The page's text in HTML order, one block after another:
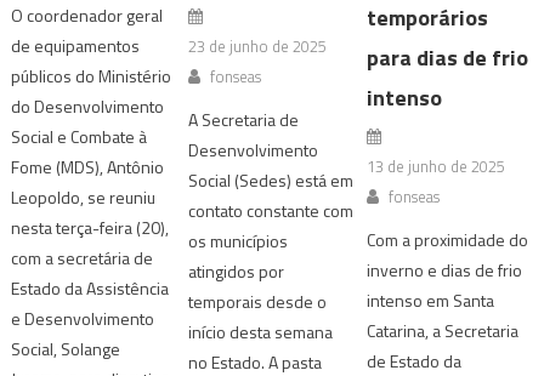
O coordenador geral
de equipamentos
públicos do Ministério
do Desenvolvimento
Social e Combate à
Fome (MDS), Antônio
Leopoldo, se reuniu
nesta terça-feira (20),
com a secretária de
Estado da Assistência
e Desenvolvimento
Social, Solange
23 de junho de 2025
fonseas
A Secretaria de
Desenvolvimento
Social (Sedes) está em
contato constante com
os municípios
atingidos por
temporais desde o
início desta semana
no Estado. A pasta
temporários
para dias de frio
intenso
13 de junho de 2025
fonseas
Com a proximidade do
inverno e dias de frio
intenso em Santa
Catarina, a Secretaria
de Estado da